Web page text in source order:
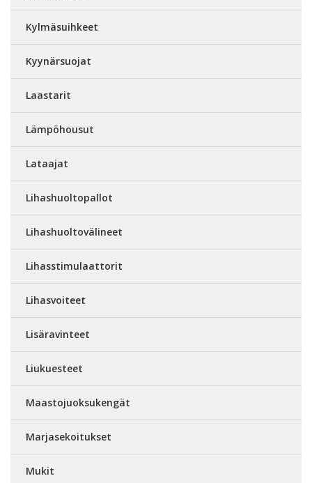
Kylmäsuihkeet
Kyynärsuojat
Laastarit
Lämpöhousut
Lataajat
Lihashuoltopallot
Lihashuoltovälineet
Lihasstimulaattorit
Lihasvoiteet
Lisäravinteet
Liukuesteet
Maastojuoksukengät
Marjasekoitukset
Mukit